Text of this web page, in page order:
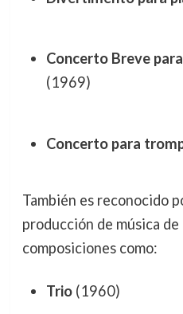
Concerto Breve
(1969)
Concerto para
También es reconocido
producción de música
composiciones como:
Trio(1960)